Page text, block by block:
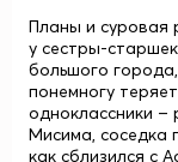
Планы и суровая
у сестры-
большого
понемногу
одноклассники –
Мисима, соседка
как сблизился с